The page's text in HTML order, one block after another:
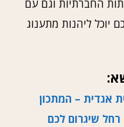
החברתיות וגם עם
יוכל ליהנות מתענוג
אגדית – המתכון
שיגרום לכם